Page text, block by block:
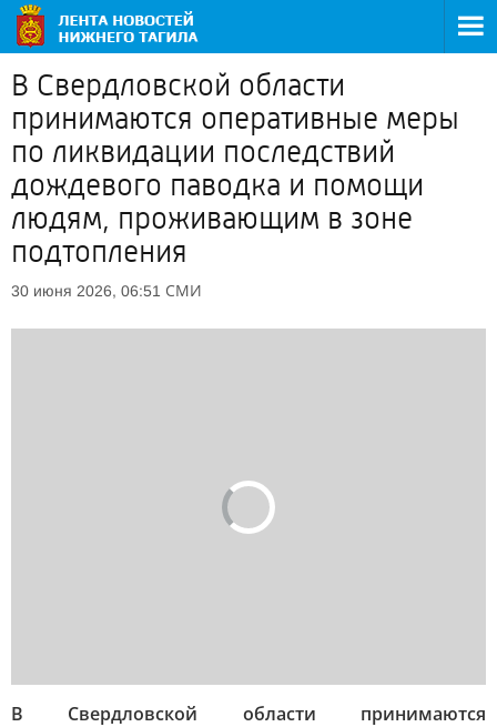
В Свердловской области
принимаются оперативные меры
по ликвидации последствий
дождевого паводка и помощи
людям, проживающим в зоне
подтопления
30 июня 2026, 06:51 СМИ
В Свердловской области принимаются